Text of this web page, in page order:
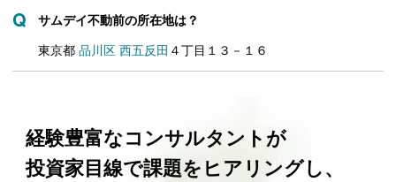
サムデイ不動前の所在地は？
東京都 品川区 西五反田 ４丁目１３－１６
経験豊富なコンサルタントが
投資家目線で課題をヒアリングし、